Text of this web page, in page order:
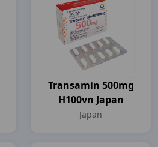
Transamin 500mg
H100vn Japan
Japan